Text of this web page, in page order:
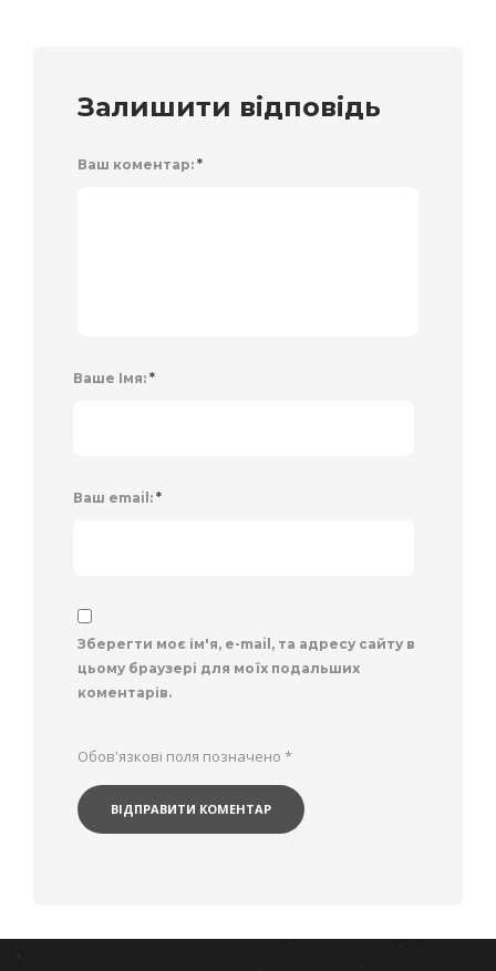
Залишити відповідь
Ваш коментар: *
Ваше Імя: *
Ваш email: *
Зберегти моє ім'я, e-mail, та адресу сайту в
цьому браузері для моїх подальших
коментарів.
Обов'язкові поля позначено *